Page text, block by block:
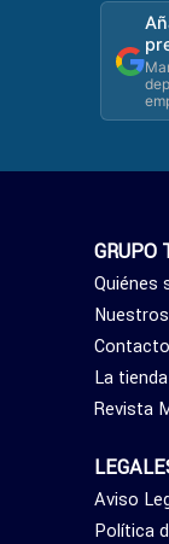
GRUPO
Quiénes
Contacto
La
Revista
Aviso
Política